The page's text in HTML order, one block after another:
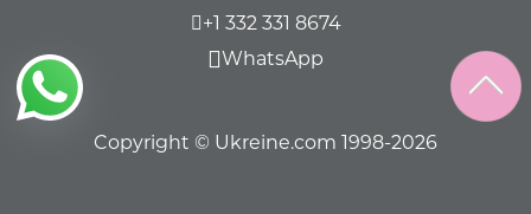
+1 332 331 8674
WhatsApp
Copyright © Ukreine.com 1998-2026